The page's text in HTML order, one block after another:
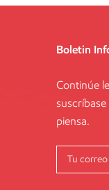
Boletin
Continúe
piensa.